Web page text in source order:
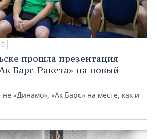
прошла презентация
Барс-Ракета» на новый
«Динамо», «Ак Барс» на месте, как и